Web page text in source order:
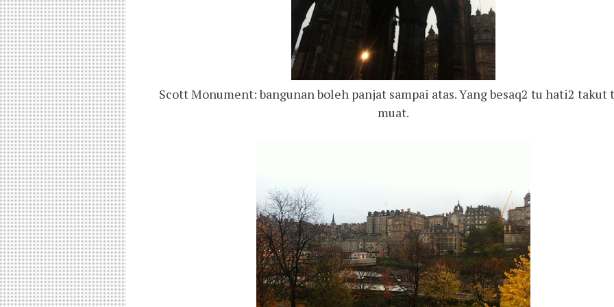
Scott Monument: bangunan boleh panjat sampai atas. Yang besaq2 tu hati2 takut
muat.